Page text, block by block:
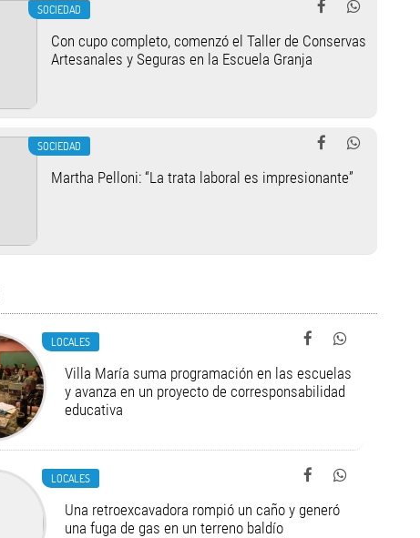
SOCIEDAD
Con cupo completo, comenzó el Taller de Conservas
Artesanales y Seguras en la Escuela Granja
SOCIEDAD
Martha Pelloni: “La trata laboral es impresionante”
LOCALES
Villa María suma programación en las escuelas
y avanza en un proyecto de corresponsabilidad
educativa
LOCALES
Una retroexcavadora rompió un caño y generó
una fuga de gas en un terreno baldío